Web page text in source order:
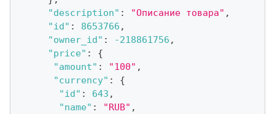
"description" : "Описание товара" ,
"id" : 8653766 ,
"owner_id" : -218861756 ,
"price" :
{
"amount" : "100" ,
"currency" :
{
"id" : 643 ,
"name" : "RUB" ,